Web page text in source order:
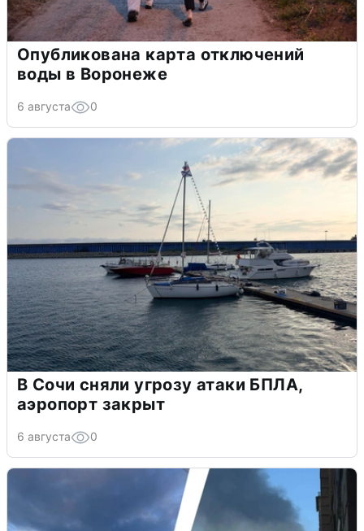
Опубликована карта отключений
воды в Воронеже
6 августа 0
В Сочи сняли угрозу атаки БПЛА,
аэропорт закрыт
6 августа 0